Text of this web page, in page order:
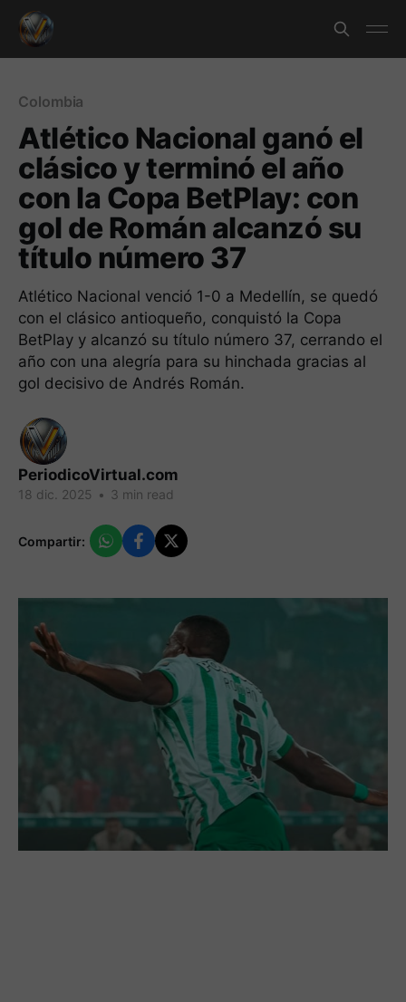
Colombia
Atlético Nacional ganó el
clásico y terminó el año
con la Copa BetPlay: con
gol de Román alcanzó su
título número 37
Atlético Nacional venció 1-0 a Medellín, se quedó
con el clásico antioqueño, conquistó la Copa
BetPlay y alcanzó su título número 37, cerrando el
año con una alegría para su hinchada gracias al
gol decisivo de Andrés Román.
PeriodicoVirtual.com
18 dic. 2025 • 3 min read
Compartir: